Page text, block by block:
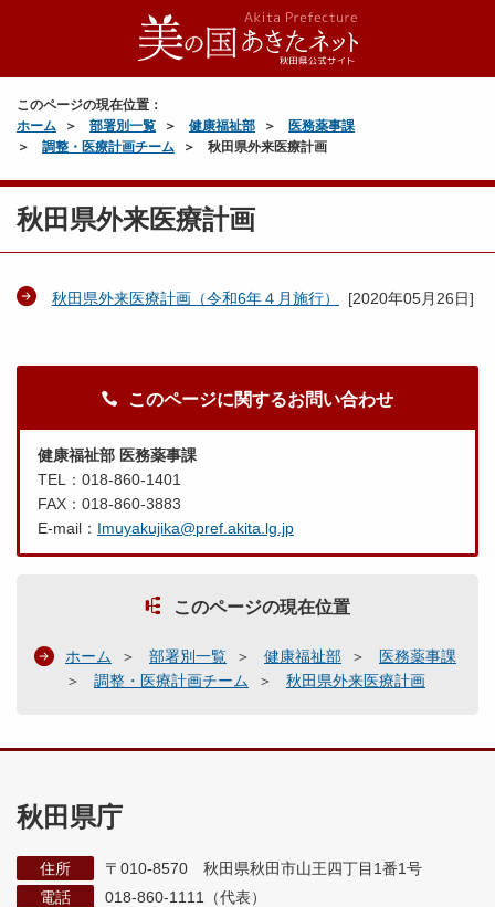
このページの現在位置：
ホーム
部署別一覧 健康福祉部
医務薬事課
調整・医療計画チーム
秋田県外来医療計画
秋田県外来医療計画
秋田県外来医療計画（令和6年４月施行） [2020年05月26日]
このページに関するお問い合わせ
健康福祉部 医務薬事課
TEL：018-860-1401
FAX：018-860-3883
E-mail： Imuyakujika@pref.akita.lg.jp
このページの現在位置
ホーム 部署別一覧 健康福祉部
医務薬事課
調整・医療計画チーム
秋田県外来医療計画
秋田県庁
住所
〒010-8570 秋田県秋田市山王四丁目1番1号
電話
018-860-1111（代表）